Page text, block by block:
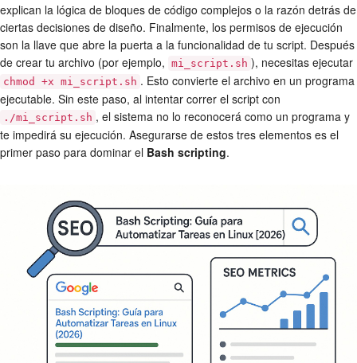
explican la lógica de bloques de código complejos o la razón detrás de
ciertas decisiones de diseño. Finalmente, los permisos de ejecución
son la llave que abre la puerta a la funcionalidad de tu script. Después
de crear tu archivo (por ejemplo, mi_script.sh ), necesitas ejecutar
chmod +x mi_script.sh . Esto convierte el archivo en un programa
ejecutable. Sin este paso, al intentar correr el script con
./mi_script.sh , el sistema no lo reconocerá como un programa y
te impedirá su ejecución. Asegurarse de estos tres elementos es el
primer paso para dominar el Bash scripting.